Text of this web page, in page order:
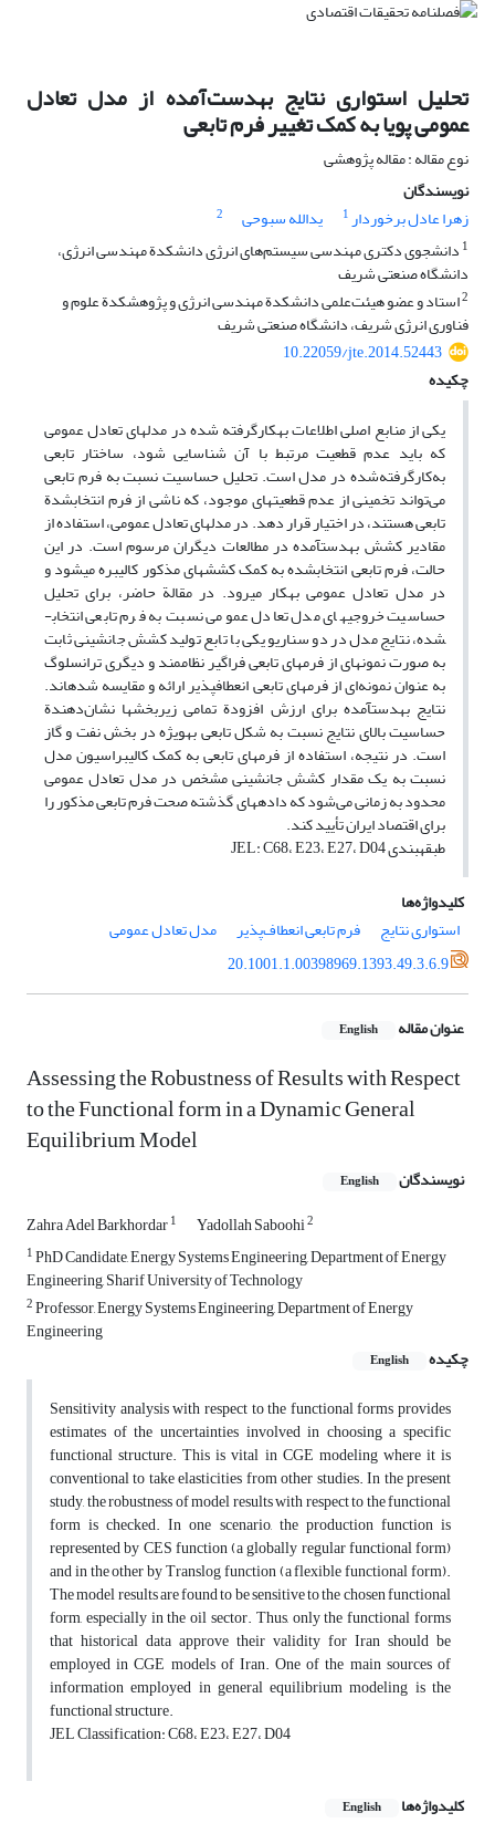
تحلیل استواری نتایج به‎دست‌آمده از مدل تعادل
عمومی پویا به کمک تغییر فرم تابعی
نوع مقاله : مقاله پژوهشی
نویسندگان
زهرا عادل برخوردار1 یدالله سبوحی
2
1 دانشجوی دکتری مهندسی سیستم‌های انرژی دانشکدة مهندسی انرژی،
دانشگاه صنعتی شریف
2استاد و عضو هیئت‌علمی دانشکدة مهندسی انرژی و پژوهشکدة علوم و
فناوری انرژی شریف، دانشگاه صنعتی شریف
10.22059/jte.2014.52443
چکیده
یکی از منابع اصلی اطلاعات به­کارگرفته شده در مدل­های تعادل عمومی
که باید عدم قطعیت مرتبط با آن شناسایی شود، ساختار تابعی
به‌کار‌گرفته‌شده در مدل است. تحلیل حساسیت نسبت به فرم تابعی
می‌تواند تخمینی از عدم قطعیت­های موجود، که ناشی از فرم انتخاب­شدة
تابعی هستند، در اختیار قرار دهد. در مدل­های تعادل عمومی، استفاده از
مقادیر کشش به­دست­آمده در مطالعات دیگران مرسوم است. در این
حالت، فرم تابعی انتخاب­شده به کمک کشش­های مذکور کالیبره می­شود و
در مدل تعادل عمومی به­کار می­رود. در مقالة حاضر، برای تحلیل
حساسیت خروجی­های مدل تعادل عمومی نسبت به فرم تابعی انتخاب­
شده، نتایج مدل در دو سناریو یکی با تابع تولید کشش جانشینی ثابت
به صورت نمونه‎ای از فرم­های تابعی فراگیر نظام­مند و دیگری ترانسلوگ
به عنوان نمونه‌ای از فرم­های تابعی انعطاف­پذیر ارائه و مقایسه شده­اند.
نتایج به­دست­آمده برای ارزش افزودة تمامی زیربخش­ها نشان‌دهندة
حساسیت بالای نتایج نسبت به شکل تابعی به­ویژه در بخش نفت و گاز
است. در نتیجه، استفاده از فرم­های تابعی به کمک کالیبراسیون مدل
نسبت به یک مقدار کشش جانشینی مشخص در مدل تعادل عمومی
محدود به زمانی می‌شود که داده­های گذشته صحت فرم تابعی مذکور را
برای اقتصاد ایران تأیید کند.
طبقه­بندی JEL: C68، E23، E27، D04
کلیدواژه‌ها
استواری نتایج
فرم تابعی انعطاف‌پذیر
مدل تعادل عمومی
20.1001.1.00398969.1393.49.3.6.9
عنوان مقاله English
Assessing the Robustness of Results with Respect
to the Functional form in a Dynamic General
Equilibrium Model
نویسندگان English
Zahra Adel Barkhordar1 Yadollah Saboohi2
1PhD Candidate, Energy Systems Engineering, Department of Energy
Engineering, Sharif University of Technology
2Professor, Energy Systems Engineering, Department of Energy
Engineering
چکیده
English
Sensitivity analysis with respect to the functional forms provides
estimates of the uncertainties involved in choosing a specific
functional structure. This is vital in CGE modeling where it is
conventional to take elasticities from other studies. In the present
study, the robustness of model results with respect to the functional
form is checked. In one scenario, the production function is
represented by CES function (a globally regular functional form)
and in the other by Translog function (a flexible functional form).
The model results are found to be sensitive to the chosen functional
form, especially in the oil sector. Thus, only the functional forms
that historical data approve their validity for Iran should be
employed in CGE models of Iran. One of the main sources of
information employed in general equilibrium modeling is the
functional structure.
JEL Classification: C68، E23، E27، D04
کلیدواژه‌ها English